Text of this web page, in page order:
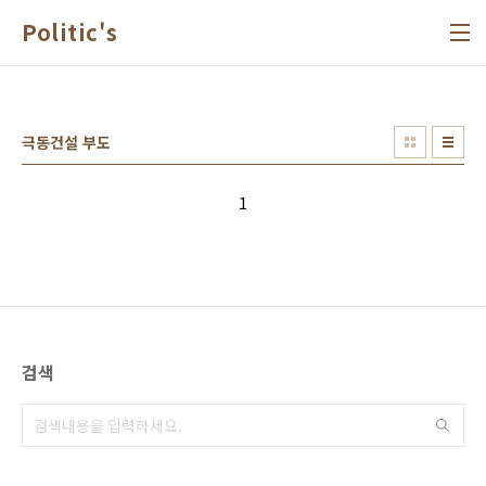
Politic's
극동건설 부도
1
검색